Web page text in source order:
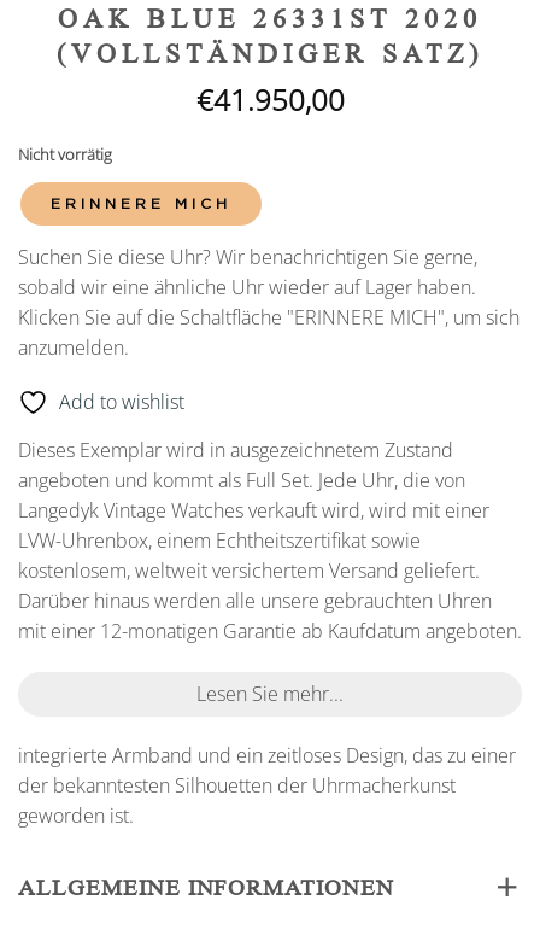
OAK BLUE 26331ST 2020
(VOLLSTÄNDIGER SATZ)
€41.950,00
Nicht vorrätig
ERINNERE MICH
Suchen Sie diese Uhr? Wir benachrichtigen Sie gerne,
sobald wir eine ähnliche Uhr wieder auf Lager haben.
Klicken Sie auf die Schaltfläche "ERINNERE MICH", um sich
anzumelden.
Add to wishlist
Dieses Exemplar wird in ausgezeichnetem Zustand
angeboten und kommt als Full Set. Jede Uhr, die von
Langedyk Vintage Watches verkauft wird, wird mit einer
LVW-Uhrenbox, einem Echtheitszertifikat sowie
kostenlosem, weltweit versichertem Versand geliefert.
Darüber hinaus werden alle unsere gebrauchten Uhren
mit einer 12-monatigen Garantie ab Kaufdatum angeboten.
Lesen Sie mehr...
integrierte Armband und ein zeitloses Design, das zu einer
der bekanntesten Silhouetten der Uhrmacherkunst
geworden ist.
ALLGEMEINE INFORMATIONEN